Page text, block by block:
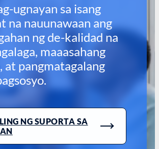
ugnayan sa isang
na nauunawaan ang
ng de-kalidad na
maaasahang
at pangmatagalang
NG SUPORTA SA